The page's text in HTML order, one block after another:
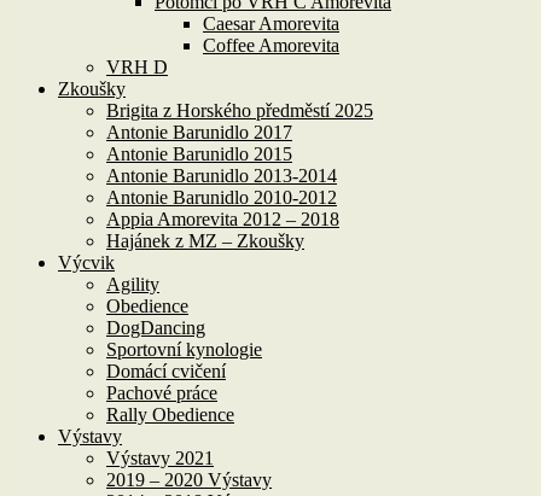
Caesar Amorevita
Coffee Amorevita
VRH D
Zkoušky
Brigita z Horského předměstí 2025
Antonie Barunidlo 2017
Antonie Barunidlo 2015
Antonie Barunidlo 2013-2014
Antonie Barunidlo 2010-2012
Appia Amorevita 2012 – 2018
Hajánek z MZ – Zkoušky
Výcvik
Agility
Obedience
DogDancing
Sportovní kynologie
Domácí cvičení
Pachové práce
Rally Obedience
Výstavy
Výstavy 2021
2019 – 2020 Výstavy